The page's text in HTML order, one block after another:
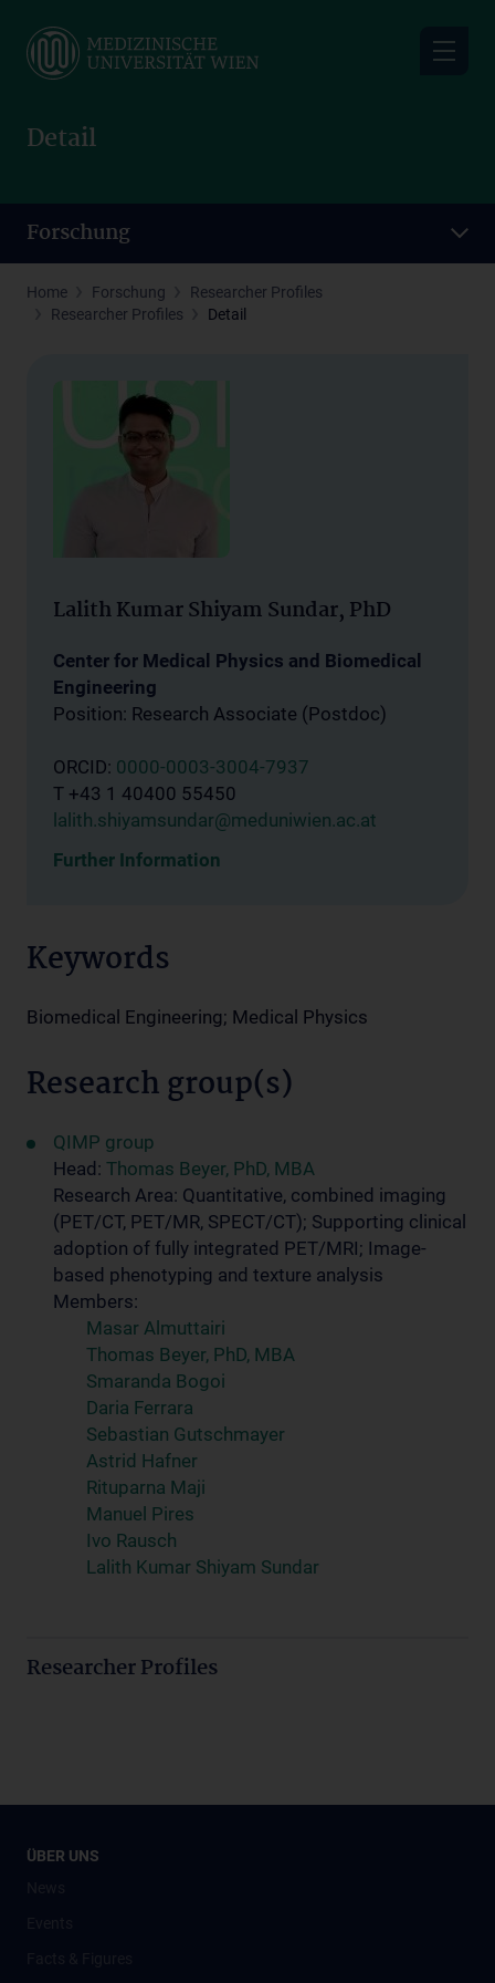
main
Detail
Forschung
Home Forschung
Researcher Profiles
Researcher Profiles
Detail
Lalith Kumar Shiyam Sundar, PhD
Center for Medical Physics and Biomedical
Engineering
Position: Research Associate (Postdoc)
ORCID: 0000-0003-3004-7937
T +43 1 40400 55450
lalith.shiyamsundar@meduniwien.ac.at
Further Information
Keywords
Biomedical Engineering; Medical Physics
Research group(s)
QIMP group
Head: Thomas Beyer, PhD, MBA
Research Area: Quantitative, combined imaging
(PET/CT, PET/MR, SPECT/CT); Supporting clinical
adoption of fully integrated PET/MRI; Image-
based phenotyping and texture analysis
Members:
Masar Almuttairi
Thomas Beyer, PhD, MBA
Smaranda Bogoi
Daria Ferrara
Sebastian Gutschmayer
Astrid Hafner
Rituparna Maji
Manuel Pires
Ivo Rausch
Lalith Kumar Shiyam Sundar
Researcher Profiles
ÜBER UNS